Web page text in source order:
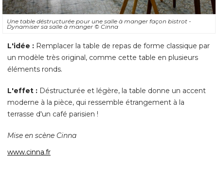
Une table déstructurée pour une salle à manger façon bistrot -
Dynamiser sa salle à manger © Cinna
L'idée : Remplacer la table de repas de forme classique par
un modèle très original, comme cette table en plusieurs
éléments ronds.
L'effet : Déstructurée et légère, la table donne un accent
moderne à la pièce, qui ressemble étrangement à la
terrasse d'un café parisien !
Mise en scène Cinna
www.cinna.fr